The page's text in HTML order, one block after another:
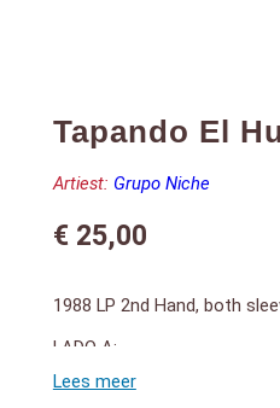
Tapando El
Artiest: Grupo Niche
€25,00
1988 LP 2nd Hand, both
LADO A:
1. Nuestro Sueño
2. Cómo Podré Disimular